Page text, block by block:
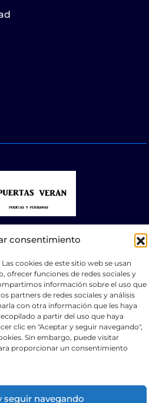
consentimiento
cookies de este sitio web se usan
ofrecer funciones de redes sociales y
información sobre el uso que
partners de redes sociales y análisis
con otra información que les haya
a partir del uso que haya
clic en "Aceptar y seguir navegando",
Sin embargo, puede visitar
proporcionar un consentimiento
seguir navegando
Zaragoza | Todos los
Accelerator
be attractive for people and search engines.